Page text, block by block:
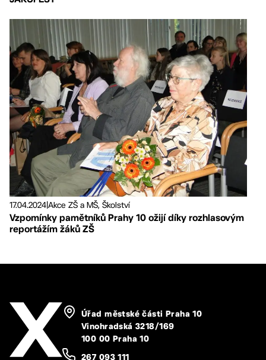
17.04.2024Akce ZŠ a MŠ, Školství
Vzpomínky pamětníků Prahy 10 ožijí díky rozhlasovým
reportážím žáků ZŠ
Úřad městské části Praha 10
Vinohradská 3218/169
100 00 Praha 10
267 093 111